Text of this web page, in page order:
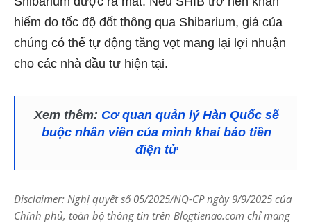
hiếm do tốc độ đốt thông qua Shibarium, giá của
chúng có thể tự động tăng vọt mang lại lợi nhuận
cho các nhà đầu tư hiện tại.
Xem thêm: Cơ quan quản lý Hàn Quốc sẽ
buộc nhân viên của mình khai báo tiền
điện tử
Disclaimer: Nghị quyết số 05/2025/NQ-CP ngày 9/9/2025 của
Chính phủ, toàn bộ thông tin trên Blogtienao.com chỉ mang